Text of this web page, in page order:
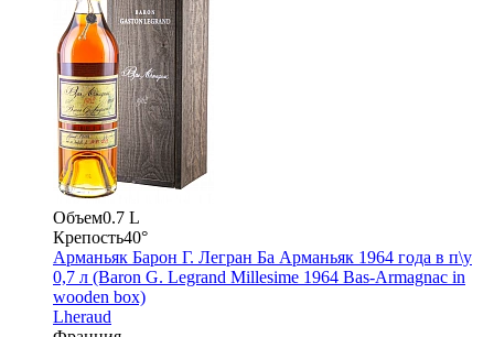
Объем0.7 L
Крепость40°
Арманьяк Барон Г. Легран Ба Арманьяк 1964 года в п\у
0,7 л (Baron G. Legrand Millesime 1964 Bas-Armagnac in
wooden box)
Lheraud